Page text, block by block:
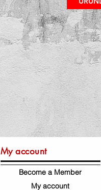
My account
Become a Member
My account